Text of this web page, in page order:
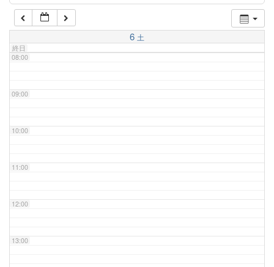
6 土
終日
07:00
08:00
09:00
10:00
11:00
12:00
13:00